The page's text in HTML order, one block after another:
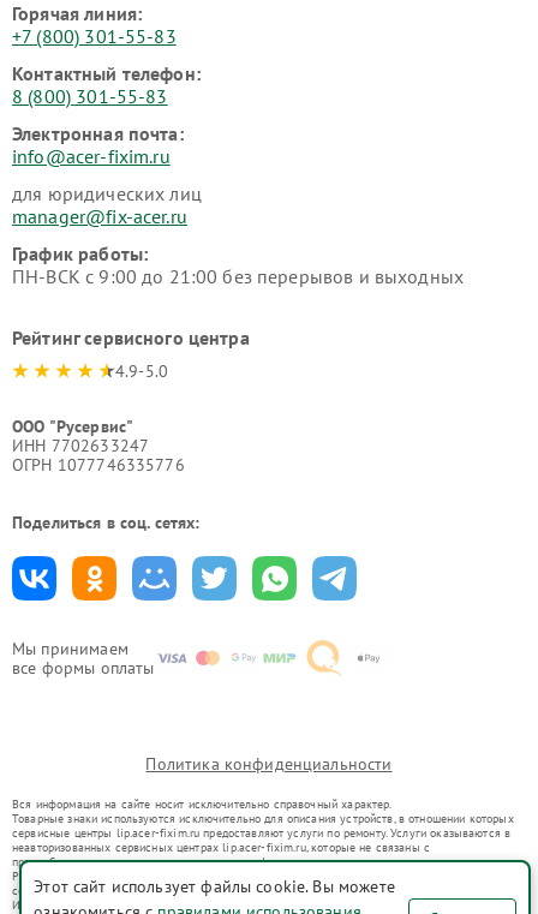
Мы принимаем
все формы оплаты
Горячая линия:
+7 (800) 301-55-83
Контактный телефон:
8 (800) 301-55-83
Электронная почта:
info@acer-fixim.ru
для юридических лиц
manager@fix-acer.ru
График работы:
ПН-ВСК с 9:00 до 21:00 без перерывов и выходных
Рейтинг сервисного центра
4.9-5.0
ООО "Русервис"
ИНН 7702633247
ОГРН 1077746335776
Поделиться в соц. сетях:
Политика конфиденциальности
Вся информация на сайте носит исключительно справочный характер.
Товарные знаки используются исключительно для описания устройств, в отношении которых
сервисные центры lip.acer-fixim.ru предоставляют услуги по ремонту. Услуги оказываются в
неавторизованных сервисных центрах lip.acer-fixim.ru, которые не связаны с
правообладателями товарных знаков или их официальными представителями.
Ремонт осуществляется для устройств, уже введенных в гражданский оборот в соответствии
со статьей 1487 ГК РФ.
Использование товарных знаков не преследует цели индивидуализации услуг или введения
Этот сайт использует файлы cookie. Вы можете